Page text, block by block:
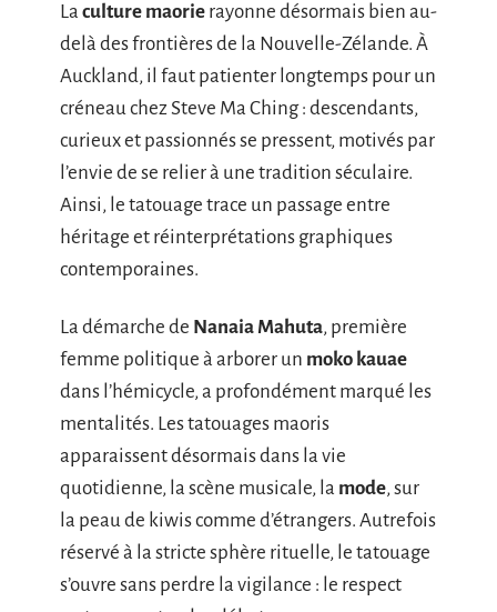
La culture maorie rayonne désormais bien au-
delà des frontières de la Nouvelle-Zélande. À
Auckland, il faut patienter longtemps pour un
créneau chez Steve Ma Ching : descendants,
curieux et passionnés se pressent, motivés par
l’envie de se relier à une tradition séculaire.
Ainsi, le tatouage trace un passage entre
héritage et réinterprétations graphiques
contemporaines.
La démarche de Nanaia Mahuta, première
femme politique à arborer un moko kauae
dans l’hémicycle, a profondément marqué les
mentalités. Les tatouages maoris
apparaissent désormais dans la vie
quotidienne, la scène musicale, la mode, sur
la peau de kiwis comme d’étrangers. Autrefois
réservé à la stricte sphère rituelle, le tatouage
s’ouvre sans perdre la vigilance : le respect